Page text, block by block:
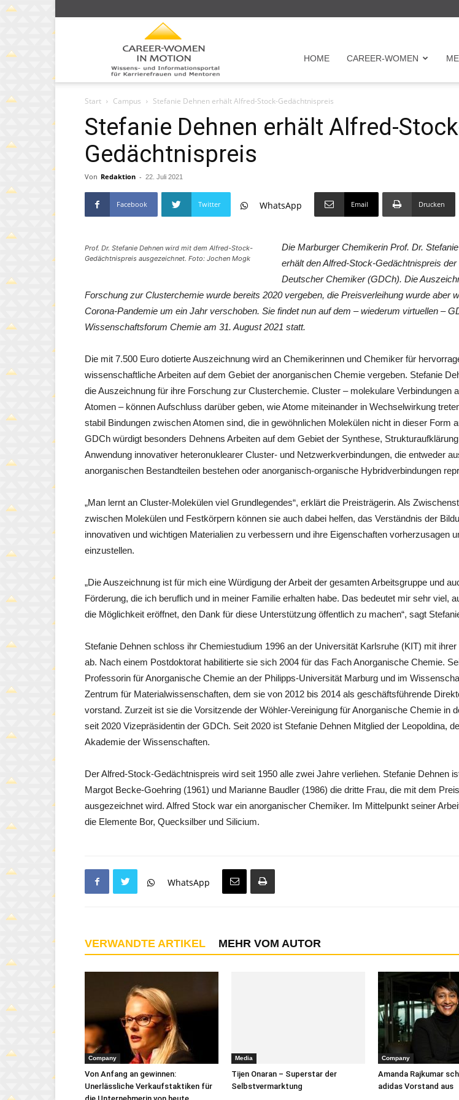
HOME CAREER-WOMEN
Start Campus Stefanie Dehnen erhält Alfred-Stock-Gedächtnispreis
Stefanie Dehnen erhält Alfred-
Gedächtnispreis
Von Redaktion - 22. Juli 2021
Facebook Twitter WhatsApp Email Drucken
Prof. Dr. Stefanie Dehnen wird mit dem Alfred-Stock-
Gedächtnispreis ausgezeichnet. Foto: Jochen Mogk
Die Marburger Chemikerin Prof. Dr.
erhält den Alfred-Stock-Gedächtnispreis
Deutscher Chemiker (GDCh). Die
Forschung zur Clusterchemie wurde bereits 2020 vergeben, die Preisverleihung wurde aber
Corona-Pandemie um ein Jahr verschoben. Sie findet nun auf dem – wiederum virtuellen –
Wissenschaftsforum Chemie am 31. August 2021 statt.
Die mit 7.500 Euro dotierte Auszeichnung wird an Chemikerinnen und Chemiker für
wissenschaftliche Arbeiten auf dem Gebiet der anorganischen Chemie vergeben. Stefanie
die Auszeichnung für ihre Forschung zur Clusterchemie. Cluster – molekulare Verbindungen
Atomen – können Aufschluss darüber geben, wie Atome miteinander in Wechselwirkung
stabil Bindungen zwischen Atomen sind, die in gewöhnlichen Molekülen nicht in dieser Form
GDCh würdigt besonders Dehnens Arbeiten auf dem Gebiet der Synthese,
Anwendung innovativer heteronuklearer Cluster- und Netzwerkverbindungen, die entweder
anorganischen Bestandteilen bestehen oder anorganisch-organische Hybridverbindungen
„Man lernt an Cluster-Molekülen viel Grundlegendes“, erklärt die Preisträgerin. Als
zwischen Molekülen und Festkörpern können sie auch dabei helfen, das Verständnis der
innovativen und wichtigen Materialien zu verbessern und ihre Eigenschaften vorherzusagen
einzustellen.
„Die Auszeichnung ist für mich eine Würdigung der Arbeit der gesamten Arbeitsgruppe und
Förderung, die ich beruflich und in meiner Familie erhalten habe. Das bedeutet mir sehr viel,
die Möglichkeit eröffnet, den Dank für diese Unterstützung öffentlich zu machen“, sagt
Stefanie Dehnen schloss ihr Chemiestudium 1996 an der Universität Karlsruhe (KIT) mit
ab. Nach einem Postdoktorat habilitierte sie sich 2004 für das Fach Anorganische Chemie.
Professorin für Anorganische Chemie an der Philipps-Universität Marburg und im
Zentrum für Materialwissenschaften, dem sie von 2012 bis 2014 als geschäftsführende
vorstand. Zurzeit ist sie die Vorsitzende der Wöhler-Vereinigung für Anorganische Chemie in
seit 2020 Vizepräsidentin der GDCh. Seit 2020 ist Stefanie Dehnen Mitglied der Leopoldina,
Akademie der Wissenschaften.
Der Alfred-Stock-Gedächtnispreis wird seit 1950 alle zwei Jahre verliehen. Stefanie Dehnen
Margot Becke-Goehring (1961) und Marianne Baudler (1986) die dritte Frau, die mit dem Preis
ausgezeichnet wird. Alfred Stock war ein anorganischer Chemiker. Im Mittelpunkt seiner
die Elemente Bor, Quecksilber und Silicium.
WhatsApp
VERWANDTE ARTIKEL MEHR VOM AUTOR
Company
Von Anfang an gewinnen:
Unerlässliche Verkaufstaktiken für
Media
Tijen Onaran – Superstar der
Selbstvermarktung
Company
Amanda Rajkumar
adidas Vorstand aus